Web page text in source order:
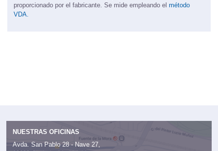
proporcionado por el fabricante. Se mide empleando el método
VDA.
NUESTRAS OFICINAS
Avda. San Pablo 28 - Nave 27,